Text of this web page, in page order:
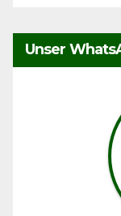
Unser